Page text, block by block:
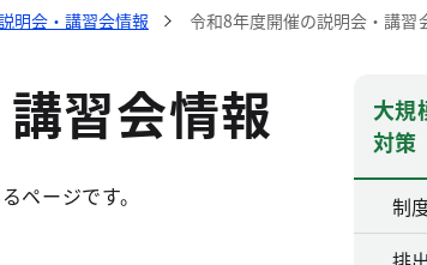
明会・講習会情報 令和8年度開催の説明会・講習
習会情報
ページです。
大規
対策
制